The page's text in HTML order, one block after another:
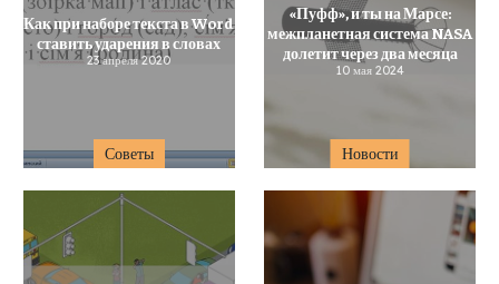
Советы
Как при наборе текста в Word
ставить ударения в словах
23 апреля 2020
Новости
«Пуфф», и ты на Марсе:
межпланетная система NASA
долетит через два месяца
10 мая 2024